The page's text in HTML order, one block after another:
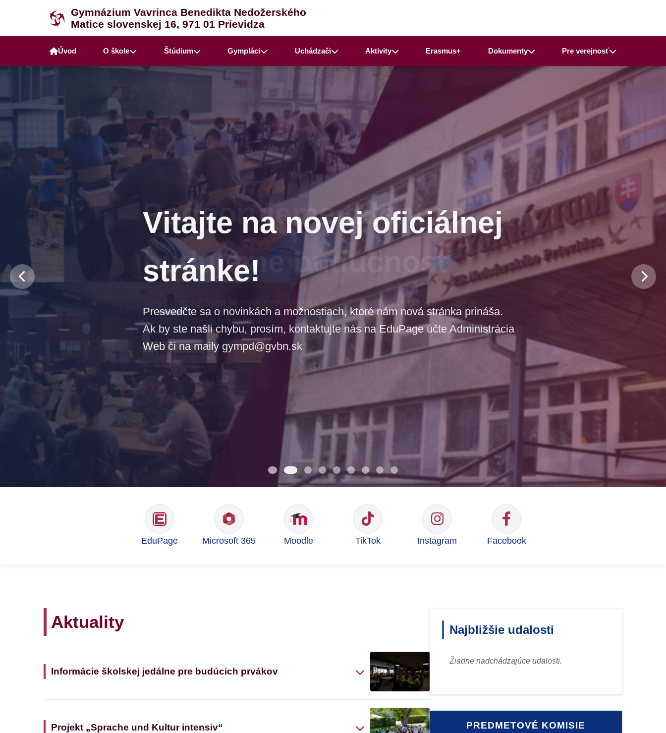
Gymnázium Vavrinca Benedikta Nedožerského
Matice slovenskej 16, 971 01 Prievidza
Úvod O škole Štúdium Gympláci Uchádzači Aktivity Erasmus+ Dokumenty Pre verejnosť
Podporujeme talenty a
budujeme budúcnosť
Naše gymnázium je miestom, kde sa rozvíjajú nielen vedomosti, ale aj
osobnosti našich študentov.
Viac informácií
EduPage Microsoft 365 Moodle TikTok Instagram Facebook
Aktuality
Informácie školskej jedálne pre budúcich prvákov
Projekt „Sprache und Kultur intensiv“
Najbližšie udalosti
Žiadne nadchádzajúce udalosti.
PREDMETOVÉ KOMISIE